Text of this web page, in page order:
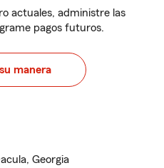
actuales, administre las
pagos futuros.
manera
Georgia